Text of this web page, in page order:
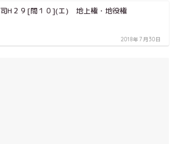
司H２９[問１０](エ) 地上権・地役権
2018年7月30日